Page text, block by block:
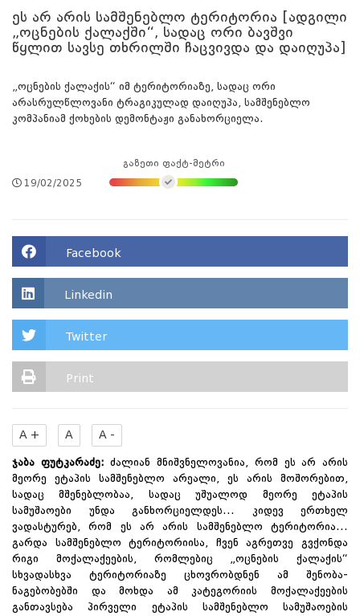
ეს არ არის სამშენებლო ტერიტორია [ადგილი
„ოცნების ქალაქში“, სადაც ორი ბავშვი
წყლით სავსე თხრილში ჩაცვივდა და დაიღუპა]
„ოცნების ქალაქის“ იმ ტერიტორიაზე, სადაც ორი
არასრულწლოვანი ტრაგიკულად დაიღუპა, სამშენებლო
კომპანიამ ქოხების დემონტაჟი განახორციელა.
19/02/2025
გაზეთი ფაქტ-მეტრი
Facebook
Linkedin
Twitter
Print
A + A A -
ჯაბა ფუტკარაძე: ძალიან მნიშვნელოვანია, რომ ეს არ არის
მეორე ეტაპის სამშენებლო არეალი, ეს არის მოშორებით,
სადაც მშენებლობაა, სადაც უშუალოდ მეორე ეტაპის
სამუშაოები უნდა განხორციელდეს... კიდევ ერთხელ
ვადასტურებ, რომ ეს არ არის სამშენებლო ტერიტორია...
გარდა სამშენებლო ტერიტორიისა, ჩვენ აგრეთვე გვქონდა
რიგი მოქალაქეების, რომლებიც „ოცნების ქალაქის“
სხვადასხვა ტერიტორიაზე ცხოვრობდნენ ამ შენობა-
ნაგებობებში და მოხდა ამ კატეგორიის მოქალაქეების
განთავსება პირველი ეტაპის სამშენებლო სამუშაოების